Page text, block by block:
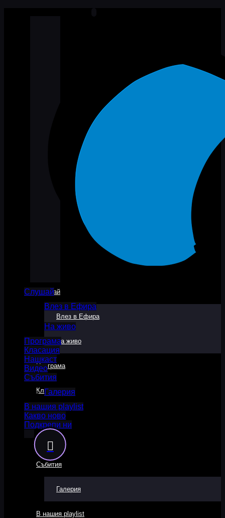
Слушай
Влез в Ефира
На живо
Програма
Класация
Нашкаст
Видео
Събития
Галерия
В нашия playlist
Какво ново
Подкрепи ни
Слушай
Влез в Ефира
На живо
Програма
Класация
Нашкаст
Видео
Събития
Галерия
В нашия playlist